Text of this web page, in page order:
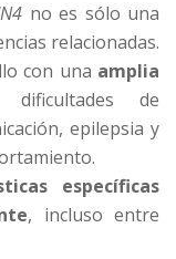
no es sólo una
relacionadas.
con una amplia
de
epilepsia y
específicas
, incluso entre